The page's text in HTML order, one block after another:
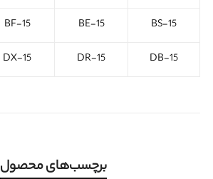
15-BS
15-BE
15-BF
15-DB
15-DR
15-DX
برچسب‌های محصول